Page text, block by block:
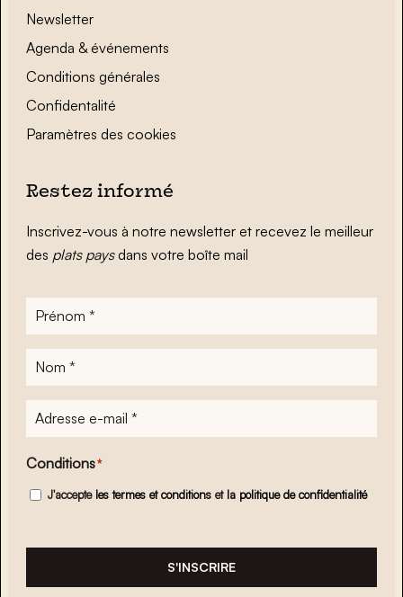
Newsletter
Agenda & événements
Conditions générales
Confidentalité
Paramètres des cookies
Restez informé
Inscrivez-vous à notre newsletter et recevez le meilleur
des plats paysdans votre boîte mail
Prénom
Nom
Adresse
e-
mail*
Conditions*
J'accepte les termes et conditions et la politique de confidentialité
S'INSCRIRE